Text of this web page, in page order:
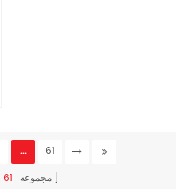
...
61
مجموعه 61